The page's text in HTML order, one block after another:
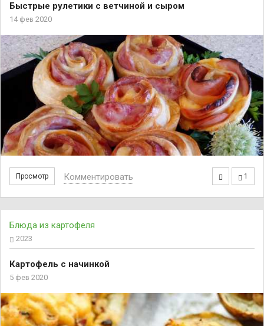
Быстрые рулетики с ветчиной и сыром
14 фев 2020
Просмотр 1
Комментировать
Блюда из картофеля
2023
Картофель с начинкой
5 фев 2020